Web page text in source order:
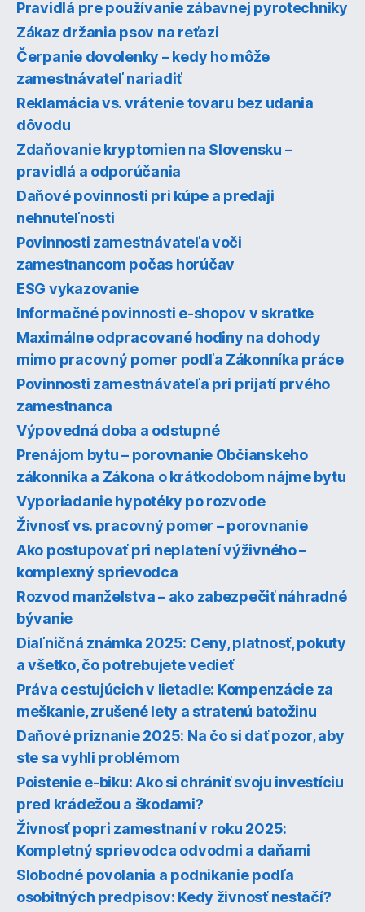
Pravidlá pre používanie zábavnej pyrotechniky
Zákaz držania psov na reťazi
Čerpanie dovolenky – kedy ho môže
zamestnávateľ nariadiť
Reklamácia vs. vrátenie tovaru bez udania
dôvodu
Zdaňovanie kryptomien na Slovensku –
pravidlá a odporúčania
Daňové povinnosti pri kúpe a predaji
nehnuteľnosti
Povinnosti zamestnávateľa voči
zamestnancom počas horúčav
ESG vykazovanie
Informačné povinnosti e-shopov v skratke
Maximálne odpracované hodiny na dohody
mimo pracovný pomer podľa Zákonníka práce
Povinnosti zamestnávateľa pri prijatí prvého
zamestnanca
Výpovedná doba a odstupné
Prenájom bytu – porovnanie Občianskeho
zákonníka a Zákona o krátkodobom nájme bytu
Vyporiadanie hypotéky po rozvode
Živnosť vs. pracovný pomer – porovnanie
Ako postupovať pri neplatení výživného –
komplexný sprievodca
Rozvod manželstva – ako zabezpečiť náhradné
bývanie
Diaľničná známka 2025: Ceny, platnosť, pokuty
a všetko, čo potrebujete vedieť
Práva cestujúcich v lietadle: Kompenzácie za
meškanie, zrušené lety a stratenú batožinu
Daňové priznanie 2025: Na čo si dať pozor, aby
ste sa vyhli problémom
Poistenie e-biku: Ako si chrániť svoju investíciu
pred krádežou a škodami?
Živnosť popri zamestnaní v roku 2025:
Kompletný sprievodca odvodmi a daňami
Slobodné povolania a podnikanie podľa
osobitných predpisov: Kedy živnosť nestačí?